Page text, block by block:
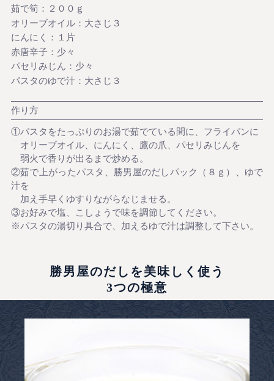
茹で筍：２００ｇ
オリーブオイル：大さじ３
にんにく：１片
赤唐辛子：少々
パセリみじん：少々
パスタのゆで汁：大さじ３
作り方
①パスタをたっぷりのお湯で茹でている間に、フライパンに
オリーブオイル、にんにく、鷹の爪、パセリみじんを
弱火で香りが出るまで炒める。
②茹で上がったパスタ、勝男屋のだしパック（８ｇ）、ゆで
汁を
加え手早くゆすりながらなじませる。
③お好みで塩、こしょうで味を調節してください。
※パスタの湯切り具合で、加えるゆで汁は調整して下さい。
勝男屋のだしを美味しく使う
3つの極意